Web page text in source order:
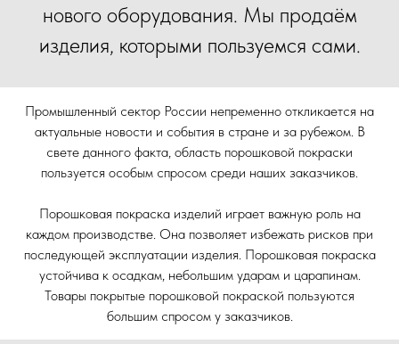
нового оборудования. Мы продаём
изделия, которыми пользуемся сами.
Промышленный сектор России непременно откликается на
актуальные новости и события в стране и за рубежом. В
свете данного факта, область порошковой покраски
пользуется особым спросом среди наших заказчиков.
Порошковая покраска изделий играет важную роль на
каждом производстве. Она позволяет избежать рисков при
последующей эксплуатации изделия. Порошковая покраска
устойчива к осадкам, небольшим ударам и царапинам.
Товары покрытые порошковой покраской пользуются
большим спросом у заказчиков.